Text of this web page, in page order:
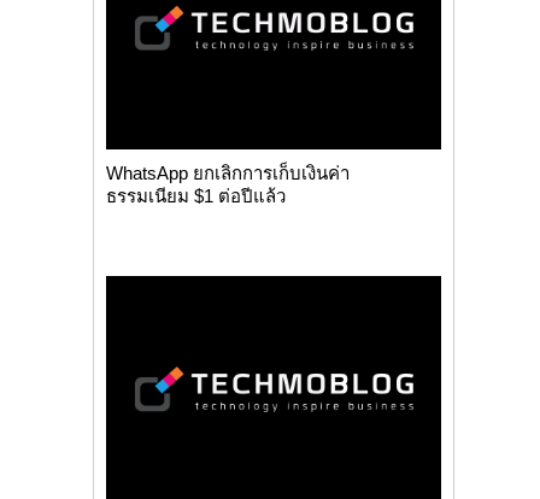
WhatsApp ยกเลิกการเก็บเงินค่า
ธรรมเนียม $1 ต่อปีแล้ว